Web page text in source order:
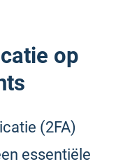
op
(2FA)
essentiële